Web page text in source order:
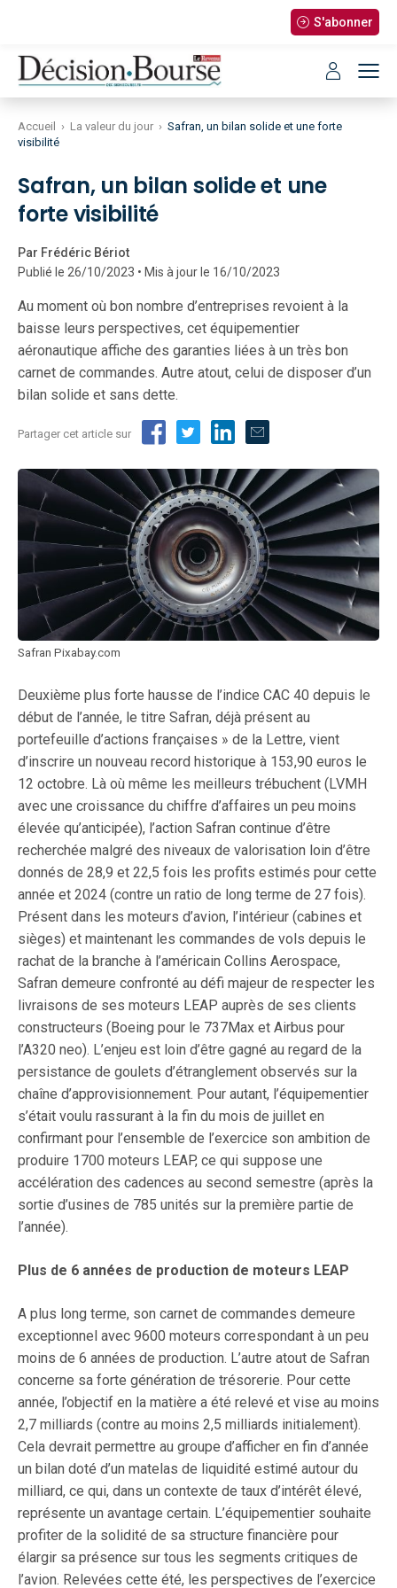
S'abonner
Accueil › La valeur du jour › Safran, un bilan solide et une forte
visibilité
Safran, un bilan solide et une
forte visibilité
Par Frédéric Bériot
Publié le 26/10/2023 • Mis à jour le 16/10/2023
Au moment où bon nombre d’entreprises revoient à la
baisse leurs perspectives, cet équipementier
aéronautique affiche des garanties liées à un très bon
carnet de commandes. Autre atout, celui de disposer d’un
bilan solide et sans dette.
Partager cet article sur
Safran Pixabay.com
Deuxième plus forte hausse de l’indice CAC 40 depuis le
début de l’année, le titre Safran, déjà présent au
portefeuille d’actions françaises » de la Lettre, vient
d’inscrire un nouveau record historique à 153,90 euros le
12 octobre. Là où même les meilleurs trébuchent (LVMH
avec une croissance du chiffre d’affaires un peu moins
élevée qu’anticipée), l’action Safran continue d’être
recherchée malgré des niveaux de valorisation loin d’être
donnés de 28,9 et 22,5 fois les profits estimés pour cette
année et 2024 (contre un ratio de long terme de 27 fois).
Présent dans les moteurs d’avion, l’intérieur (cabines et
sièges) et maintenant les commandes de vols depuis le
rachat de la branche à l’américain Collins Aerospace,
Safran demeure confronté au défi majeur de respecter les
livraisons de ses moteurs LEAP auprès de ses clients
constructeurs (Boeing pour le 737Max et Airbus pour
l’A320 neo). L’enjeu est loin d’être gagné au regard de la
persistance de goulets d’étranglement observés sur la
chaîne d’approvisionnement. Pour autant, l’équipementier
s’était voulu rassurant à la fin du mois de juillet en
confirmant pour l’ensemble de l’exercice son ambition de
produire 1700 moteurs LEAP, ce qui suppose une
accélération des cadences au second semestre (après la
sortie d’usines de 785 unités sur la première partie de
l’année).
Plus de 6 années de production de moteurs LEAP
A plus long terme, son carnet de commandes demeure
exceptionnel avec 9600 moteurs correspondant à un peu
moins de 6 années de production. L’autre atout de Safran
concerne sa forte génération de trésorerie. Pour cette
année, l’objectif en la matière a été relevé et vise au moins
2,7 milliards (contre au moins 2,5 milliards initialement).
Cela devrait permettre au groupe d’afficher en fin d’année
un bilan doté d’un matelas de liquidité estimé autour du
milliard, ce qui, dans un contexte de taux d’intérêt élevé,
représente un avantage certain. L’équipementier souhaite
profiter de la solidité de sa structure financière pour
élargir sa présence sur tous les segments critiques de
l’avion. Relevées cette été, les perspectives de l’exercice